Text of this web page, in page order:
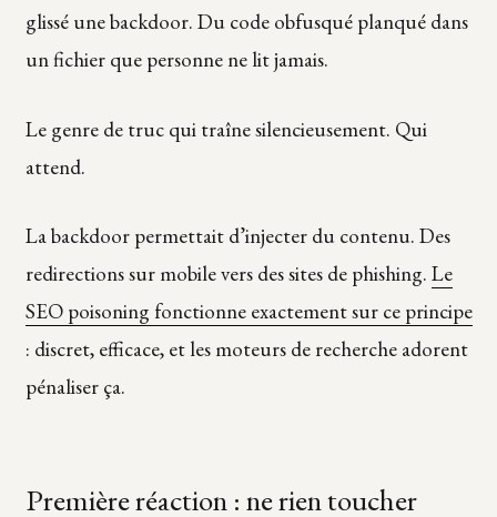
glissé une backdoor. Du code obfusqué planqué dans
un fichier que personne ne lit jamais.
Le genre de truc qui traîne silencieusement. Qui
attend.
La backdoor permettait d’injecter du contenu. Des
redirections sur mobile vers des sites de phishing. Le
SEO poisoning fonctionne exactement sur ce principe
: discret, efficace, et les moteurs de recherche adorent
pénaliser ça.
Première réaction : ne rien toucher